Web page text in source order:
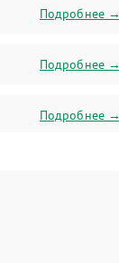
Подробнее →
Подробнее →
Подробнее →